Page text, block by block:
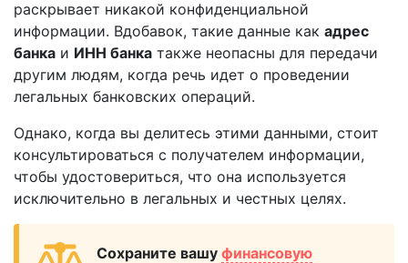
раскрывает никакой конфиденциальной
информации. Вдобавок, такие данные как адрес
банка и ИНН банка также неопасны для передачи
другим людям, когда речь идет о проведении
легальных банковских операций.
Однако, когда вы делитесь этими данными, стоит
консультироваться с получателем информации,
чтобы удостовериться, что она используется
исключительно в легальных и честных целях.
Сохраните вашу финансовую